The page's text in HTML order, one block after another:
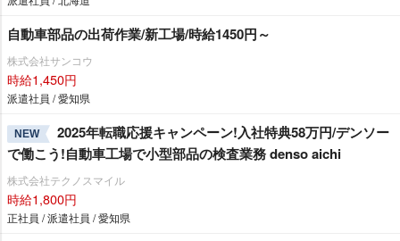
自動車部品の出荷作業/新工場/時給1450円～
株式会社サンコウ
時給1,450円
派遣社員 / 愛知県
NEW
2025年転職応援キャンペーン!入社特典58万円/デンソー
で働こう!自動車工場で小型部品の検査業務 denso aichi
株式会社テクノスマイル
時給1,800円
正社員 / 派遣社員 / 愛知県